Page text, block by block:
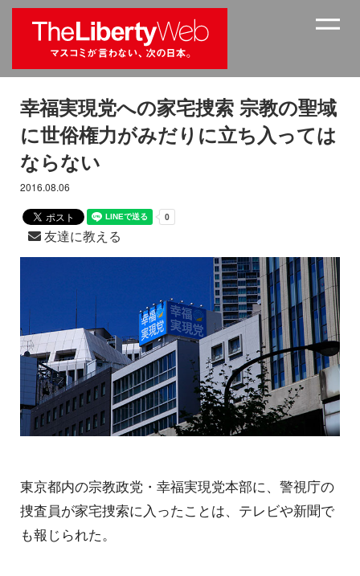
幸福実現党への家宅捜索 宗教の聖域
に世俗権力がみだりに立ち入っては
ならない
2016.08.06
友達に教える
東京都内の宗教政党・幸福実現党本部に、警視庁の
捜査員が家宅捜索に入ったことは、テレビや新聞で
も報じられた。